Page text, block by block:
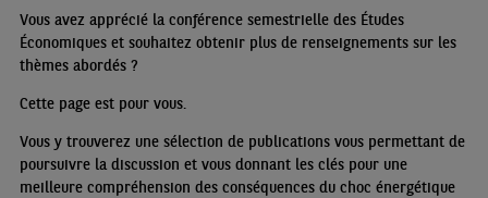
Vous avez apprécié la conférence semestrielle des Études
Économiques et souhaitez obtenir plus de renseignements sur les
thèmes abordés?
Cette page est pour vous.
Vous y trouverez une sélection de publications vous permettant de
poursuivre la discussion et vous donnant les clés pour une
meilleure compréhension des conséquences du choc énergétique